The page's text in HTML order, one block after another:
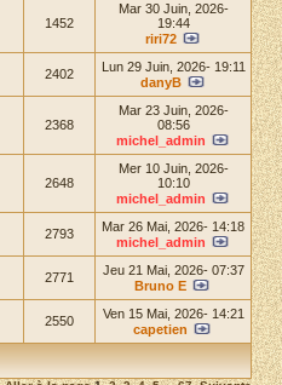
1452
Mar 30 Juin, 2026-
19:44
riri72
2402
Lun 29 Juin, 2026- 19:11
danyB
2368
Mar 23 Juin, 2026-
08:56
michel_admin
2648
Mer 10 Juin, 2026-
10:10
michel_admin
2793
Mar 26 Mai, 2026- 14:18
michel_admin
2771
Jeu 21 Mai, 2026- 07:37
Bruno E
2550
Ven 15 Mai, 2026- 14:21
capetien